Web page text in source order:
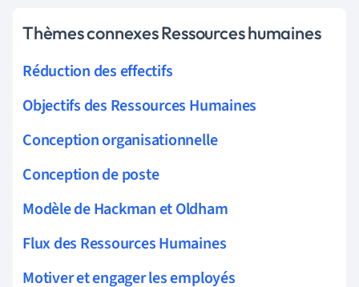
Thèmes connexes Ressources humaines
Réduction des effectifs
Objectifs des Ressources Humaines
Conception organisationnelle
Conception de poste
Modèle de Hackman et Oldham
Flux des Ressources Humaines
Motiver et engager les employés